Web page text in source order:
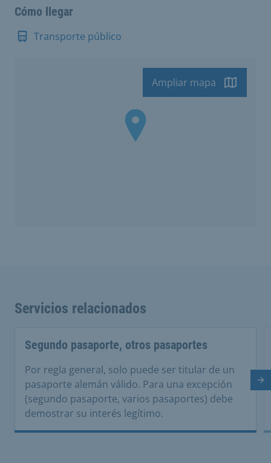
Cómo llegar
Transporte público
Ampliar mapa
Servicios relacionados
Segundo pasaporte, otros pasaportes
Por regla general, solo puede ser titular de un
pasaporte alemán válido. Para una excepción
(segundo pasaporte, varios pasaportes) debe
demostrar su interés legítimo.